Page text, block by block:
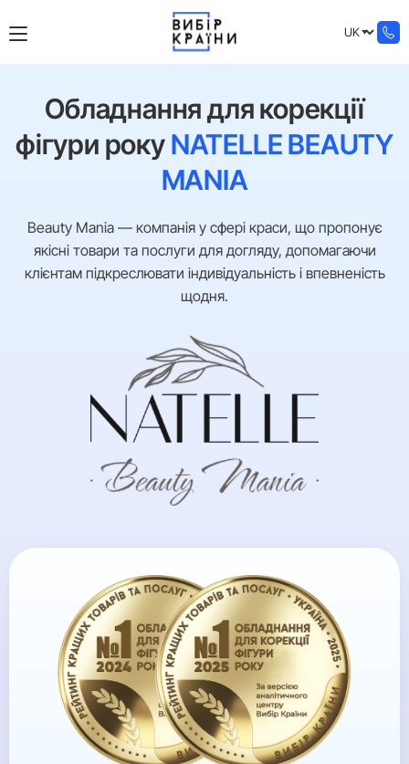
Обладнання для корекції
фігури рокуNATELLE BEAUTY
MANIA
Beauty Mania — компанія у сфері краси, що пропонує
якісні товари та послуги для догляду, допомагаючи
клієнтам підкреслювати індивідуальність і впевненість
щодня.